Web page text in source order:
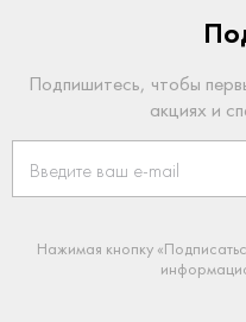
Подпишитесь, чтобы
акциях и
Нажимая кнопку